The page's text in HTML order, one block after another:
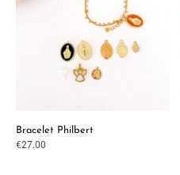
Bracelet Philbert
€27.00